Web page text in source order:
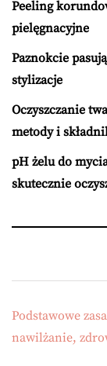
Peeling
pielęgnacyjne
Paznokcie
stylizacje
Oczyszczanie
metody i
pH żelu do
skutecznie
Podstawowe
nawilżanie,